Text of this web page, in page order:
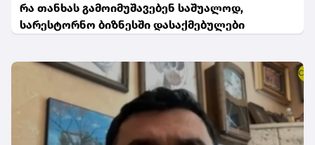
რა თანხას გამოიმუშავებენ საშუალოდ,
სარესტორნო ბიზნესში დასაქმებულები